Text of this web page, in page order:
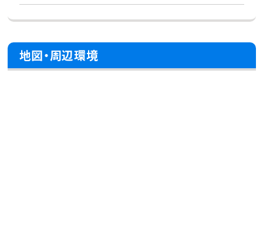
地図・周辺環境